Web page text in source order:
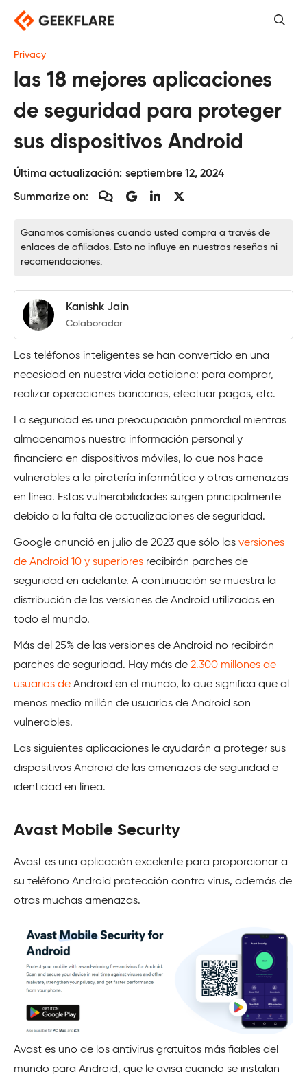
Saltar
contenido
Privacy
las 18 mejores aplicaciones
de seguridad para proteger
sus dispositivos Android
Última actualización: septiembre 12, 2024
Summarize on:
Ganamos comisiones cuando usted compra a través de
enlaces de afiliados. Esto no influye en nuestras reseñas ni
recomendaciones.
Kanishk Jain
Colaborador
Los teléfonos inteligentes se han convertido en una
necesidad en nuestra vida cotidiana: para comprar,
realizar operaciones bancarias, efectuar pagos, etc.
La seguridad es una preocupación primordial mientras
almacenamos nuestra información personal y
financiera en dispositivos móviles, lo que nos hace
vulnerables a la piratería informática y otras amenazas
en línea. Estas vulnerabilidades surgen principalmente
debido a la falta de actualizaciones de seguridad.
Google anunció en julio de 2023 que sólo las versiones
de Android 10 y superiores recibirán parches de
seguridad en adelante. A continuación se muestra la
distribución de las versiones de Android utilizadas en
todo el mundo.
Más del 25% de las versiones de Android no recibirán
parches de seguridad. Hay más de 2.300 millones de
usuarios de Android en el mundo, lo que significa que al
menos medio millón de usuarios de Android son
vulnerables.
Las siguientes aplicaciones le ayudarán a proteger sus
dispositivos Android de las amenazas de seguridad e
identidad en línea.
Avast Mobile Security
Avast es una aplicación excelente para proporcionar a
su teléfono Android protección contra virus, además de
otras muchas amenazas.
Avast es uno de los antivirus gratuitos más fiables del
mundo para Android, que le avisa cuando se instalan